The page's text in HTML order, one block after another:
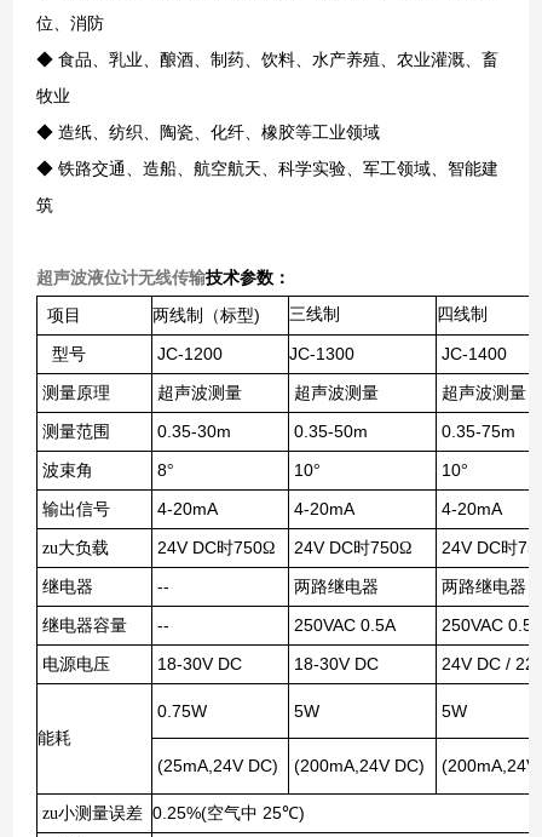
位、消防
◆ 食品、乳业、酿酒、制药、饮料、水产养殖、农业灌溉、畜
牧业
◆ 造纸、纺织、陶瓷、化纤、橡胶等工业领域
◆ 铁路交通、造船、航空航天、科学实验、军工领域、智能建
筑
超声波液位计无线传输技术参数：
项目 两线制（标型) 三线制 四线制
型号 JC-1200 JC-1300 JC-1400
测量原理 超声波测量 超声波测量 超声波测量
测量范围 0.35-30m 0.35-50m 0.35-75m
波束角 8° 10° 10°
输出信号 4-20mA 4-20mA 4-20mA
zu大负载 24V DC时750Ω 24V DC时750Ω 24V DC时
继电器 -- 两路继电器 两路继电器
继电器容量 -- 250VAC 0.5A 250VAC 0.5A
电源电压 18-30V DC 18-30V DC 24V DC /
能耗
0.75W 5W 5W
(25mA,24V DC) (200mA,24V DC) (200mA,24V
zu小测量误差 0.25%(空气中 25℃)